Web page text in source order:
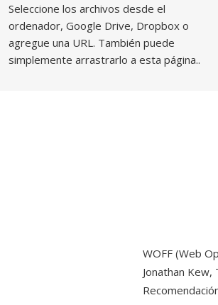
Seleccione los archivos desde el
ordenador, Google Drive, Dropbox o
agregue una URL. También puede
simplemente arrastrarlo a esta página..
WOFF (Web
Jonathan